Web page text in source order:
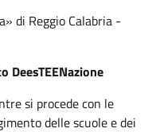
di Reggio Calabria -
DeesTEENazione
si procede con le
delle scuole e dei